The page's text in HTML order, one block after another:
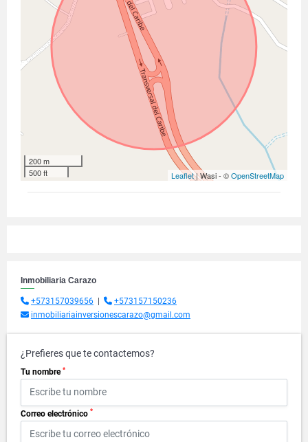
200 m
500 ft
Leaflet| Wasi - ©OpenStreetMap
Inmobiliaria Carazo
+573157039656
+573157150236
inmobiliariainversionescarazo@gmail.com
¿Prefieres que te contactemos?
Tu nombre *
Correo electrónico *